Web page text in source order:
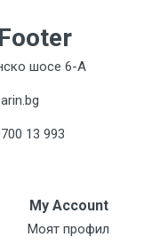
шосе 6-А
13 993
My Account
Моят профил